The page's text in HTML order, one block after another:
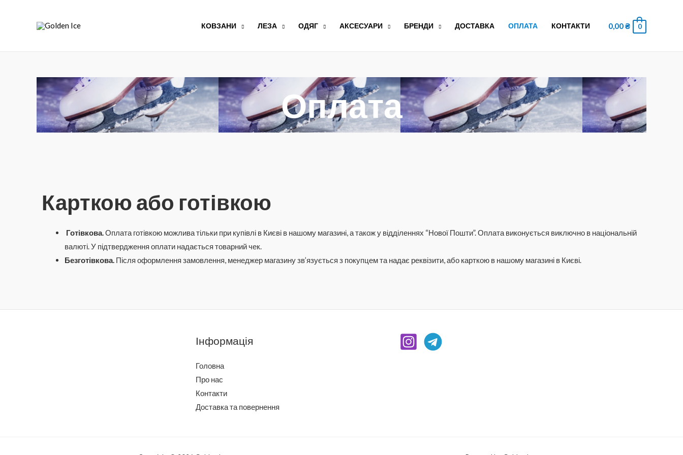
КОВЗАНИ ЛЕЗА ОДЯГ АКСЕСУАРИ БРЕНДИ ДОСТАВКА ОПЛАТА КОНТАКТИ 0,00₴ 0
Оплата
Карткою або готівкою
Готівкова.Оплата готівкою можливатільки при купівлі в Києві в нашому магазині, а такожу відділеннях “Нової Пошти”. Оплата виконується виключно в національній
валюті. У підтвердження оплати надається товарний чек.
Безготівкова. Після оформлення замовлення, менеджер магазинузв’язується з покупцем та надає реквізити, або карткою в нашому магазині в Києві.
Інформація
Головна
Про нас
Контакти
Доставка та повернення